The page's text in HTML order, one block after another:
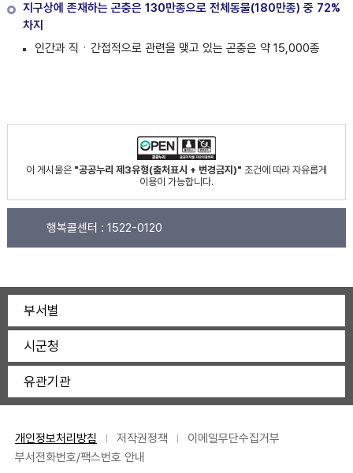
지구상에 존재하는 곤충은 130만종으로 전체동물(180만종) 중 72%
차지
인간과 직ㆍ간접적으로 관련을 맺고 있는 곤충은 약 15,000종
이 게시물은 "공공누리 제3유형(출처표시 + 변경금지)" 조건에 따라 자유롭게
이용이 가능합니다.
행복콜센터 : 1522-0120
부서별
시군청
유관기관
개인정보처리방침 저작권정책
이메일무단수집거부
부서전화번호/팩스번호 안내